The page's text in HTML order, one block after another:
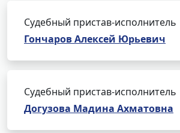
Судебный пристав-исполнитель
Гончаров Алексей Юрьевич
Судебный пристав-исполнитель
Догузова Мадина Ахматовна